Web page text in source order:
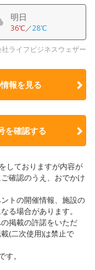
明日
36℃／28℃
ライフビジネスウェザー
情報を見る
を確認する
しておりますが内容が
確認のうえ、おでかけ
トの開催情報、施設の
る場合があります。
掲載の許諾をいただ
(二次使用)は禁止で
。